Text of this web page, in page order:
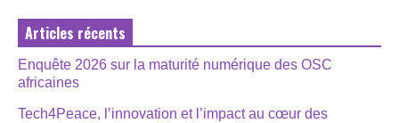
Articles récents
Enquête 2026 sur la maturité numérique des OSC
africaines
Tech4Peace, l’innovation et l’impact au cœur des